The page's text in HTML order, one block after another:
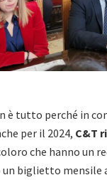
è tutto perché in
per il 2024, C&T
che hanno un
un biglietto mensile